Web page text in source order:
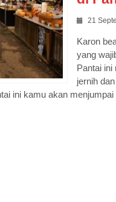
21
Karon
yang
Pantai ini
jernih
ini kamu akan